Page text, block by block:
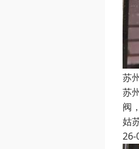
苏
苏
阀
姑
26-